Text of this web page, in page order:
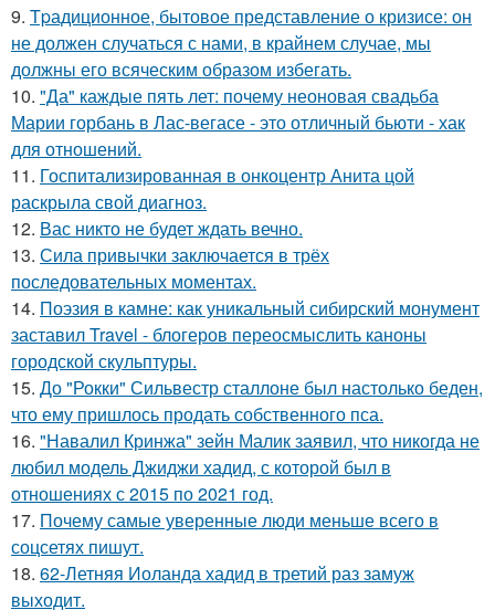
9. Tpадиционное, бытовое представление о кризисе: он
не должен случаться с нами, в крайнем случае, мы
должны его всяческим образом избегать.
10. "Да" каждые пять лет: почему неоновая свадьба
Марии горбань в Лас-вегасе - это отличный бьюти - хак
для отношений.
11. Госпитализированная в онкоцентр Анита цой
раскрыла свой диагноз.
12. Вас никто не будет ждать вечно.
13. Сила привычки заключается в трёх
последовательных моментах.
14. Поэзия в камне: как уникальный сибирский монумент
заставил Travel - блогеров переосмыслить каноны
городской скульптуры.
15. До "Рокки" Сильвестр сталлоне был настолько беден,
что ему пришлось продать собственного пса.
16. "Навалил Кринжа" зейн Малик заявил, что никогда не
любил модель Джиджи хадид, с которой был в
отношениях с 2015 по 2021 год.
17. Почему самые уверенные люди меньше всего в
соцсетях пишут.
18. 62-Летняя Иоланда хадид в третий раз замуж
выходит.